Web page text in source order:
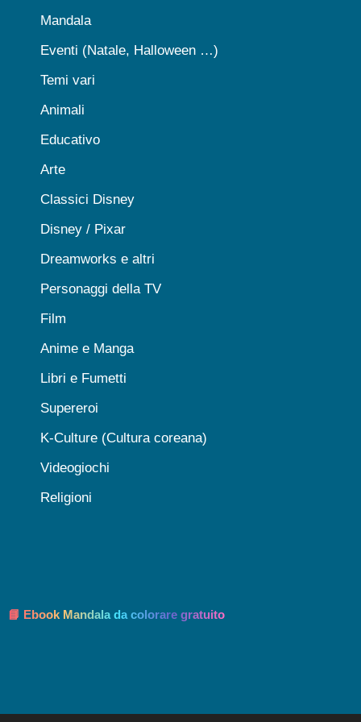
Mandala
Eventi (Natale, Halloween …)
Temi vari
Animali
Educativo
Arte
Classici Disney
Disney / Pixar
Dreamworks e altri
Personaggi della TV
Film
Anime e Manga
Libri e Fumetti
Supereroi
K-Culture (Cultura coreana)
Videogiochi
Religioni
📘 Ebook Mandala da colorare gratuito